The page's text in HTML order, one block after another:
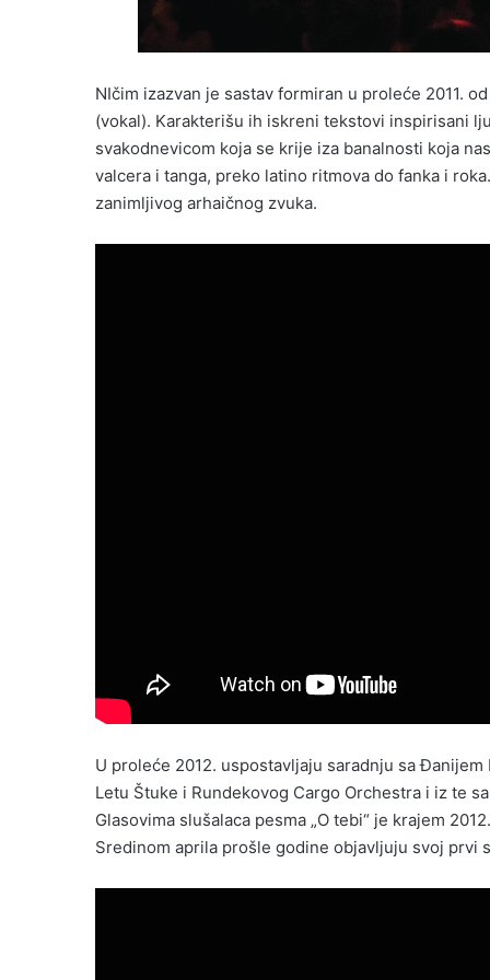
NIčim izazvan je sastav formiran u proleće 2011.
(vokal). Karakterišu ih iskreni tekstovi inspirisani
svakodnevicom koja se krije iza banalnosti koja
valcera i tanga, preko latino ritmova do fanka i
zanimljivog arhaičnog zvuka.
U proleće 2012. uspostavljaju saradnju sa
Letu Štuke i Rundekovog Cargo Orchestra i iz te
Glasovima slušalaca pesma „O tebi“ je krajem
Sredinom aprila prošle godine objavljuju svoj prvi